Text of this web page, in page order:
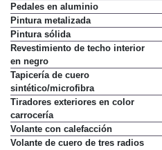
Pedales en aluminio
Pintura metalizada
Pintura sólida
Revestimiento de techo interior
en negro
Tapicería de cuero
sintético/microfibra
Tiradores exteriores en color
carrocería
Volante con calefacción
Volante de cuero de tres radios